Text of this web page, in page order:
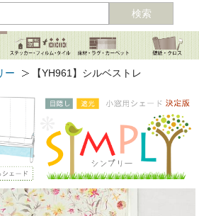
検索
ー 【YH961】シルベストレ